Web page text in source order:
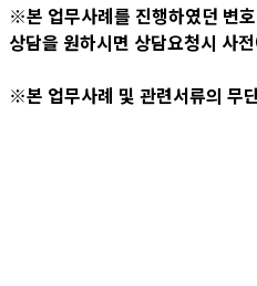
※본 업무사례를 진행하였던 변
상담을 원하시면 상담요청시 사
※본 업무사례 및 관련서류의 무